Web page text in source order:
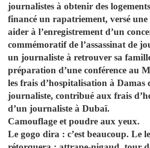
journalistes à obtenir des
financé un rapatriement, versé
aider à l’enregistrement d’un
commémoratif de l’assassinat de
un journaliste à retrouver sa
préparation d’une conférence au
les frais d’hospitalisation à Damas
journaliste, contribué aux frais
d’un journaliste à Dubaï.
Camouflage et poudre aux yeux.
Le gogo dira : c’est beaucoup. Le